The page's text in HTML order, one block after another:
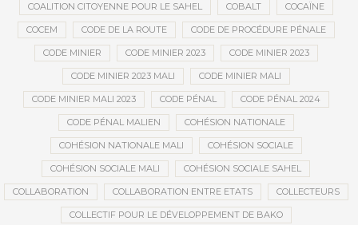
COALITION CITOYENNE POUR LE SAHEL COBALT COCAÏNE
COCEM CODE DE LA ROUTE CODE DE PROCÉDURE PÉNALE
CODE MINIER CODE MINIER 2023 CODE MINIER 2023
CODE MINIER 2023 MALI CODE MINIER MALI
CODE MINIER MALI 2023 CODE PÉNAL CODE PÉNAL 2024
CODE PÉNAL MALIEN COHÉSION NATIONALE
COHÉSION NATIONALE MALI COHÉSION SOCIALE
COHÉSION SOCIALE MALI COHÉSION SOCIALE SAHEL
COLLABORATION COLLABORATION ENTRE ETATS COLLECTEURS
COLLECTIF POUR LE DÉVELOPPEMENT DE BAKO